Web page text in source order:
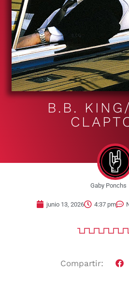
B.B.
Gaby Ponchs
junio 13, 2026 4:37 pm
Compartir: